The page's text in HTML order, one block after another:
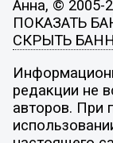
Анна, © 2005-
ПОКАЗАТЬ
СКРЫТЬ
редакции не
авторов. При